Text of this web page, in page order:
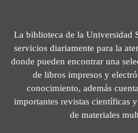
La biblioteca de la Universidad
servicios diariamente para la
donde pueden encontrar una
de libros impresos y
conocimiento, además
importantes revistas científicas
de materiales